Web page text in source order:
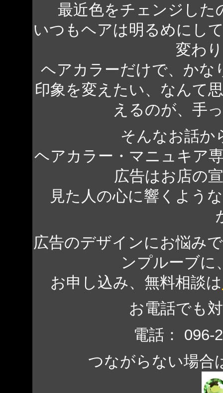
最近色をチェンジした
いつもヘアは明るめにし
変わ
ヘアカラーだけで、かな
印象を変えたい、なんて
えるのが、手
そんなお話か
ヘアカラー・マニュキア
広告はお店の
見た人の心に響くよう
広告のデザインにお悩み
ンプルーブに
お申し込み、無料相談は
お電話でも
電話： 096-
つながらない場合